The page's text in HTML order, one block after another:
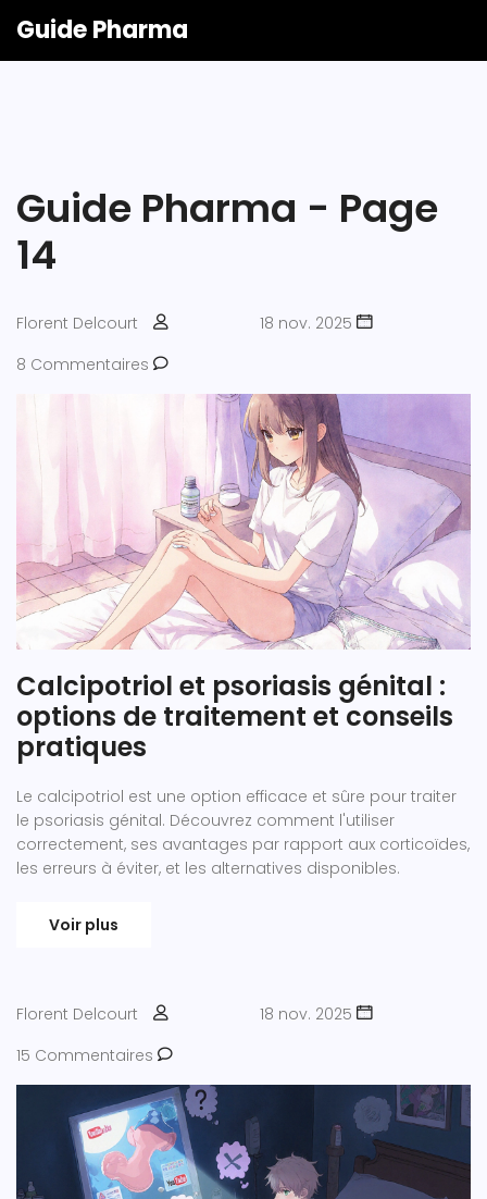
Guide Pharma
Guide Pharma - Page
14
Florent Delcourt
18 nov. 2025
8 Commentaires
Calcipotriol et psoriasis génital :
options de traitement et conseils
pratiques
Le calcipotriol est une option efficace et sûre pour traiter
le psoriasis génital. Découvrez comment l'utiliser
correctement, ses avantages par rapport aux corticoïdes,
les erreurs à éviter, et les alternatives disponibles.
Voir plus
Florent Delcourt
18 nov. 2025
15 Commentaires